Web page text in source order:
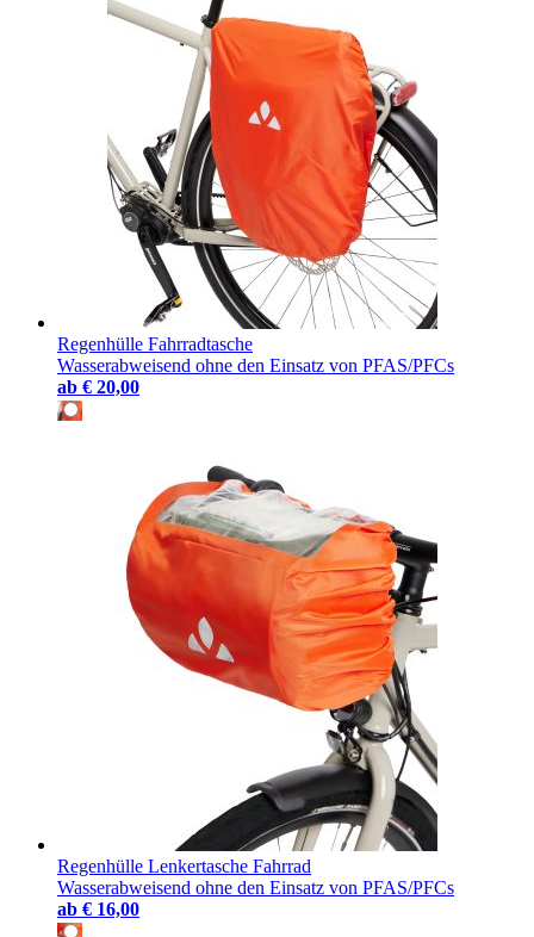
Regenhülle Fahrradtasche
Wasserabweisend ohne den Einsatz von PFAS/PFCs
ab € 20,00
Regenhülle Lenkertasche Fahrrad
Wasserabweisend ohne den Einsatz von PFAS/PFCs
ab € 16,00